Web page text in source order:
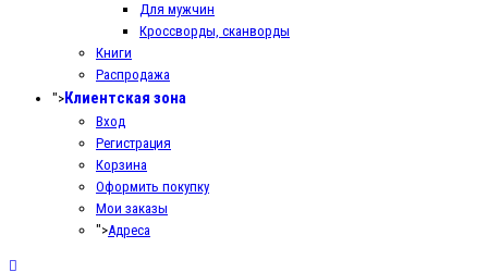
Для мужчин
Кроссворды, сканворды
Книги
Распродажа
"> Клиентская зона
Вход
Регистрация
Корзина
Оформить покупку
Мои заказы
">Адреса